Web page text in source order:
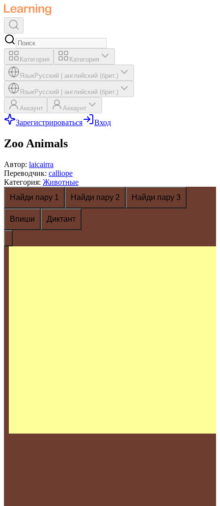
Категория Категория
ЯзыкРусский английский (брит.)
ЯзыкРусский английский (брит.)
Аккаунт Аккаунт
Зарегистрироваться Вход
Zoo Animals
Автор: laicairra
Переводчик: calliope
Категория: Животные
Найди пару 1
Найди пару 2 Найди пару 3
Впиши Диктант